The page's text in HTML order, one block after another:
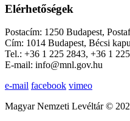
Elérhetőségek
Postacím: 1250 Budapest,
Cím: 1014 Budapest, Bécsi
Tel.: +36 1 225 2843, +36 1
E-mail: info@mnl.gov.hu
e-mail facebook vimeo
Magyar Nemzeti Levéltár ©